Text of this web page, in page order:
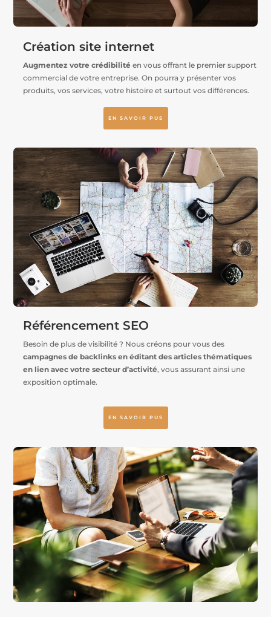
Création site internet
Augmentez votre crédibilité en vous offrant le premier support
commercial de votre entreprise. On pourra y présenter vos
produits, vos services, votre histoire et surtout vos différences.
EN SAVOIR PUS
Référencement SEO
Besoin de plus de visibilité ? Nous créons pour vous des
campagnes de backlinks en éditant des articles thématiques
en lien avec votre secteur d’activité, vous assurant ainsi une
exposition optimale.
EN SAVOIR PUS